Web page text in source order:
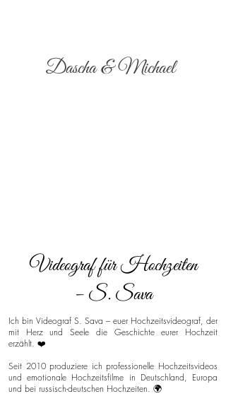
Dascha & Michael
Videograf für Hochzeiten
– S. Sava
Ich bin Videograf S. Sava – euer Hochzeitsvideograf, der
mit Herz und Seele die Geschichte eurer Hochzeit
erzählt. ❤️
Seit 2010 produziere ich professionelle Hochzeitsvideos
und emotionale Hochzeitsfilme in Deutschland, Europa
und bei russisch-deutschen Hochzeiten. 🌍